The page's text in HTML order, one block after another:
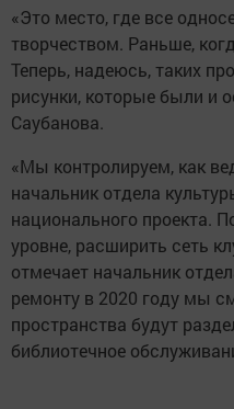
«Это место, где все
творчеством. Раньше,
Теперь, надеюсь, таких
рисунки, которые были и
Саубанова.
«Мы контролируем, как
начальник отдела
национального проекта.
уровне, расширить сеть
отмечает начальник
ремонту в 2020 году мы
пространства будут
библиотечное